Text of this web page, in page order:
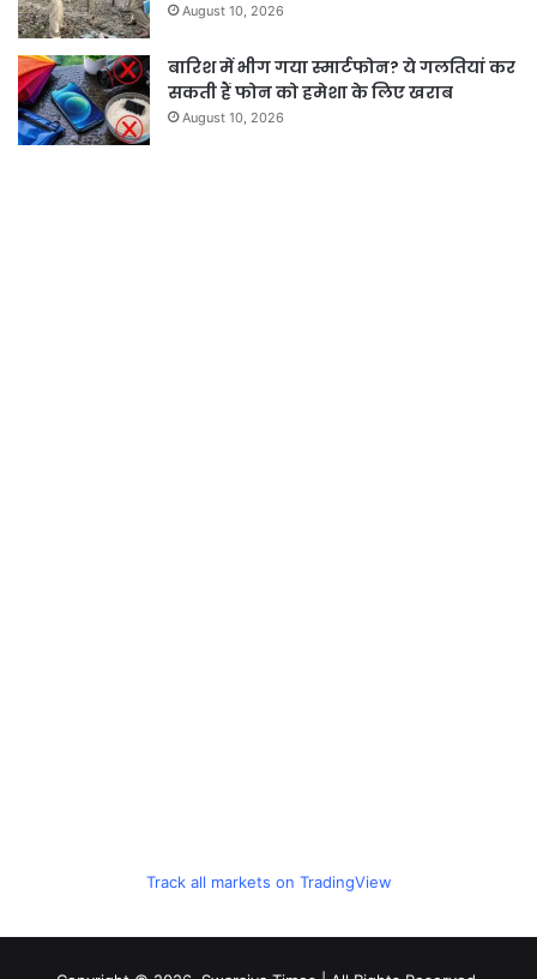
August 10, 2026
बारिश में भीग गया स्मार्टफोन? ये गलतियां कर
सकती हैं फोन को हमेशा के लिए खराब
August 10, 2026
Track all markets on TradingView